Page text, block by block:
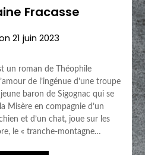
Fracasse
21 juin 2023
un roman de Théophile
de l’ingénue d’une troupe
baron de Sigognac qui se
Misère en compagnie d’un
et d’un chat, joue sur les
le « tranche-montagne…